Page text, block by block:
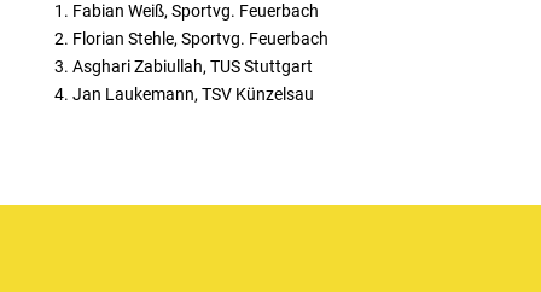
1. Fabian Weiß, Sportvg. Feuerbach
2. Florian Stehle, Sportvg. Feuerbach
3. Asghari Zabiullah, TUS Stuttgart
4. Jan Laukemann, TSV Künzelsau